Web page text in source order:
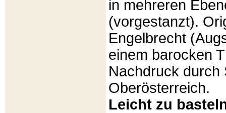
in mehreren
(vorgestanzt).
Engelbrecht
einem barocken
Nachdruck durch
Oberösterreich.
Leicht zu